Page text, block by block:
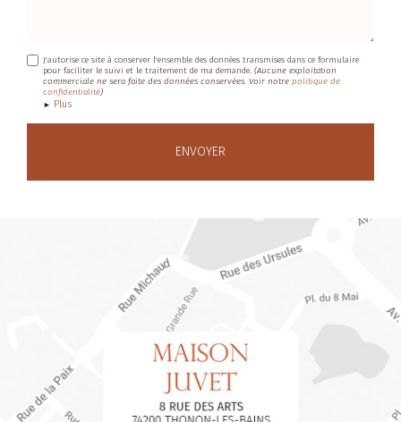
J'autorise ce site à conserver l'ensemble des données transmises dans ce formulaire
pour faciliter le suivi et le traitement de ma demande.(Aucune exploitation
commerciale ne sera faite des données conservées. Voir notrepolitique de
confidentialité)
Plus